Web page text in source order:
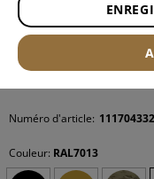
Numéro d'article:
Couleur: RAL7013